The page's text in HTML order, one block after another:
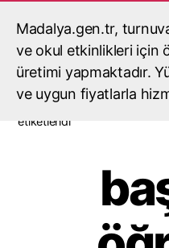
Madalya.gen.tr,
ve okul etkinlikleri için
üretimi yapmaktadır.
ve uygun fiyatlarla
etiketlendi